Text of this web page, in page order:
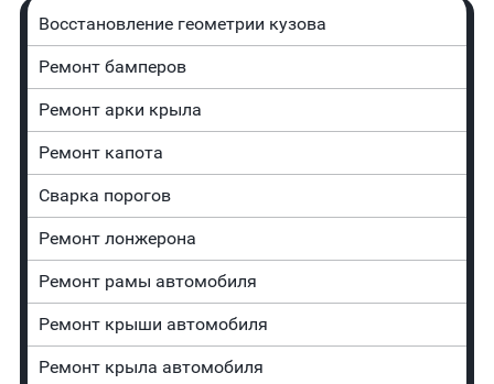
Восстановление геометрии кузова
Ремонт бамперов
Ремонт арки крыла
Ремонт капота
Сварка порогов
Ремонт лонжерона
Ремонт рамы автомобиля
Ремонт крыши автомобиля
Ремонт крыла автомобиля